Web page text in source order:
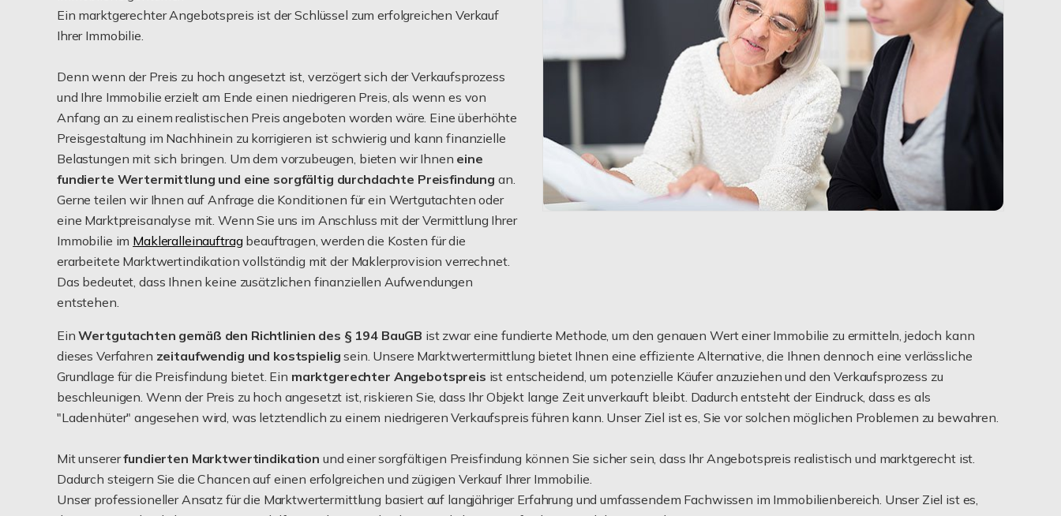
Ein marktgerechter Angebotspreis ist der Schlüssel zum erfolgreichen Verkauf
Ihrer Immobilie.
Denn wenn der Preis zu hoch angesetzt ist, verzögert sich der Verkaufsprozess
und Ihre Immobilie erzielt am Ende einen niedrigeren Preis, als wenn es von
Anfang an zu einem realistischen Preis angeboten worden wäre. Eine überhöhte
Preisgestaltung im Nachhinein zu korrigieren ist schwierig und kann finanzielle
Belastungen mit sich bringen. Um dem vorzubeugen, bieten wir Ihnen eine
fundierte Wertermittlung und eine sorgfältig durchdachte Preisfindung an.
Gerne teilen wir Ihnen auf Anfrage die Konditionen für ein Wertgutachten oder
eine Marktpreisanalyse mit. Wenn Sie uns im Anschluss mit der Vermittlung Ihrer
Immobilie im Makleralleinauftragbeauftragen, werden die Kosten für die
erarbeitete Marktwertindikation vollständig mit der Maklerprovision verrechnet.
Das bedeutet, dass Ihnen keine zusätzlichen finanziellen Aufwendungen
entstehen.
EinWertgutachten gemäß den Richtlinien des § 194 BauGB ist zwar eine fundierte Methode, um den genauen Wert einer Immobilie zu ermitteln, jedoch kann
dieses Verfahren zeitaufwendig und kostspielig sein. Unsere Marktwertermittlung bietet Ihnen eine effiziente Alternative, die Ihnen dennoch eine verlässliche
Grundlage für die Preisfindung bietet. Ein marktgerechter Angebotspreis ist entscheidend, um potenzielle Käufer anzuziehen und den Verkaufsprozess zu
beschleunigen. Wenn der Preis zu hoch angesetzt ist, riskieren Sie, dass Ihr Objekt lange Zeit unverkauft bleibt. Dadurch entsteht der Eindruck, dass es als
"Ladenhüter" angesehen wird, was letztendlich zu einem niedrigeren Verkaufspreis führen kann. Unser Ziel ist es, Sie vor solchen möglichen Problemen zu bewahren.
Mit unsererfundierten Marktwertindikation und einer sorgfältigen Preisfindung können Sie sicher sein, dass Ihr Angebotspreis realistisch und marktgerecht ist.
Dadurch steigern Sie die Chancen auf einen erfolgreichen und zügigen Verkauf Ihrer Immobilie.
Unser professioneller Ansatz für die Marktwertermittlung basiert auf langjähriger Erfahrung und umfassendem Fachwissen im Immobilienbereich. Unser Ziel ist es,